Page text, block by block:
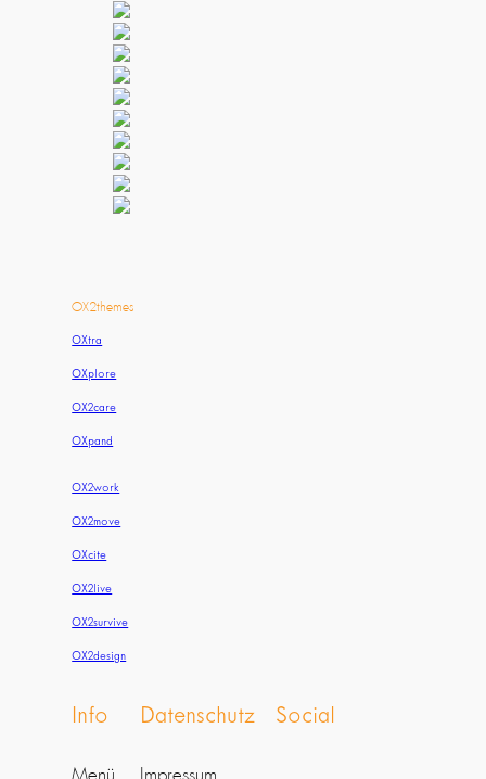
OX2themes
OXtra
OXplore
OX2care
OXpand
OX2work
OX2move
OXcite
OX2live
OX2survive
OX2design
Info Datenschutz Social